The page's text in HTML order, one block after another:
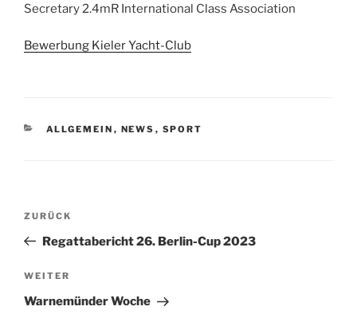
Secretary 2.4mR International Class Association
Bewerbung Kieler Yacht-Club
KATEGORIEN
ALLGEMEIN , NEWS , SPORT
Beitragsnavigation
Vorheriger
Beitrag
ZURÜCK
Regattabericht 26. Berlin-Cup 2023
Nächster
Beitrag
WEITER
Warnemünder Woche